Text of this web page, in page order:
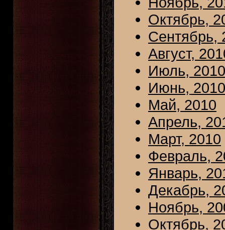
Октябрь,
Сентябрь,
Август,
Июль, 2010
Июнь, 2010
Май, 2010
Апрель,
Март, 2010
Февраль,
Январь,
Декабрь,
Ноябрь,
Октябрь,